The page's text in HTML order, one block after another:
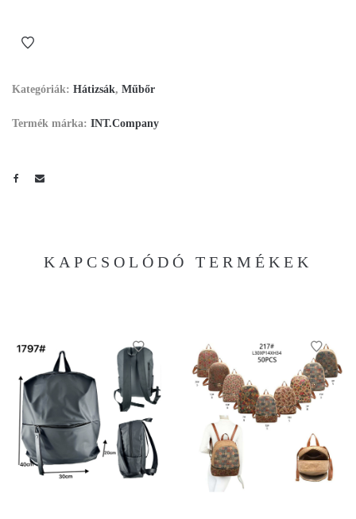
Kategóriák: Hátizsák, Műbőr
Termék márka: INT.Company
KAPCSOLÓDÓ TERMÉKEK